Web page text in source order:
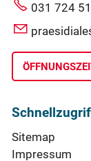
031 724
Sitemap
Impressum